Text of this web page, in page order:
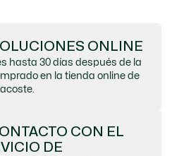
ONLINE
hasta 30 días después de la
en la tienda online de
CON EL
DE